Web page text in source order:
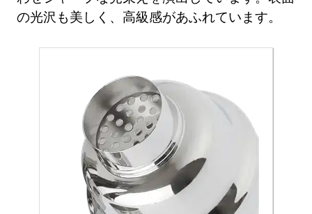
の光沢も美しく、高級感があふれています。